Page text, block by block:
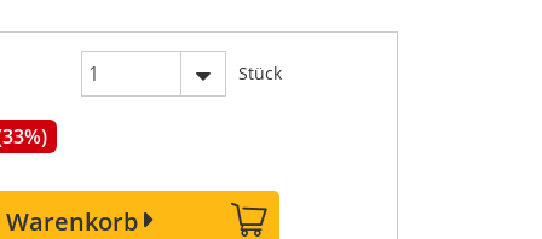
Stück